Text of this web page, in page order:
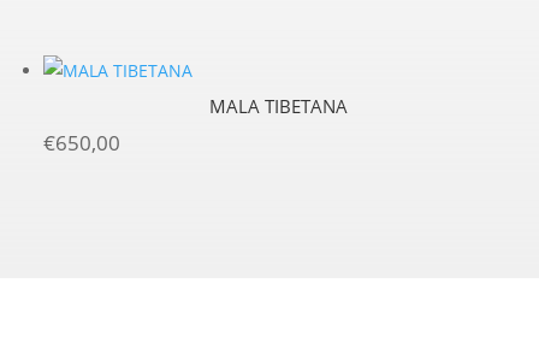
MALA TIBETANA
€650,00